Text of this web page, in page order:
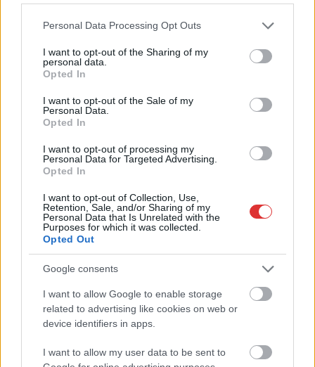
Please note that this website/app uses one or more Google
not limited to your visit or usage behaviour. You may click to
grant or deny consent to Google and its third-party tags to
use your data for below specified purposes in below Google
consent section.
Personal Data Processing Opt Outs
I want to opt-out of the Sharing of my
personal data.
Opted In
I want to opt-out of the Sale of my
Personal Data.
Opted In
I want to opt-out of processing my
Personal Data for Targeted Advertising.
Opted In
I want to opt-out of Collection, Use,
Retention, Sale, and/or Sharing of my
Personal Data that Is Unrelated with the
Purposes for which it was collected.
Opted Out
Google consents
I want to allow Google to enable storage
related to advertising like cookies on web or
device identifiers in apps.
I want to allow my user data to be sent to
2026.08.08. szol24.hu
A Tisza Párt Dr. Baka Andrást jelöli köztársasági
elnöknek
A Legfelsőbb Bíróság korábbi elnökét jelöli Magyarország
Magyar...
Magyarország